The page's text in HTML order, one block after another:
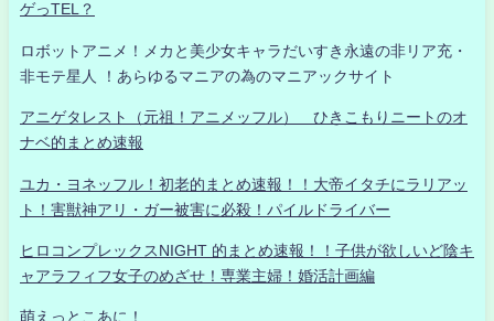
ゲっTEL？
ロボットアニメ！メカと美少女キャラだいすき永遠の非リア充・
非モテ星人 ！あらゆるマニアの為のマニアックサイト
アニゲタレスト（元祖！アニメッフル） ひきこもりニートのオ
ナベ的まとめ速報
ユカ・ヨネッフル！初老的まとめ速報！！大帝イタチにラリアッ
ト！害獣神アリ・ガー被害に必殺！パイルドライバー
ヒロコンプレックスNIGHT 的まとめ速報！！子供が欲しいど陰キ
ャアラフィフ女子のめざせ！専業主婦！婚活計画編
萌えっとこあに！